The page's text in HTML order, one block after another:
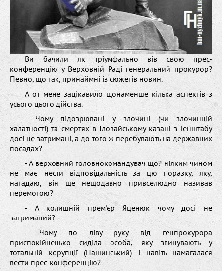
Ви бачили як тріумфально вів свою прес-
конференцію у Верховній Раді генеральний прокурор?
Певно, що так, принаймні із сюжетів новин.
А от мене зацікавило щонаменше кілька аспектів з
усього цього дійства.
- Чому підозрювані у злочині (чи злочинній
халатності) та смертях в Іловайському казані з Генштабу
досі не затримані, а до того ж перебувають на державних
посадах?
- А верховний головнокомандувач що? ніяким чином
не має нести відповідальність за цю поразку, яку,
нагадаю, він ще нещодавно привселюдно називав
перемогою?
- А колишній прем'єр Яценюк чому досі не
затриманий?
- Чому по ліву руку від генпрокурора
приспокійненько сиділа особа, яку звинувають у
тотальній корупції (Пашинський) і навіть намагалася
вести прес-конференцію?